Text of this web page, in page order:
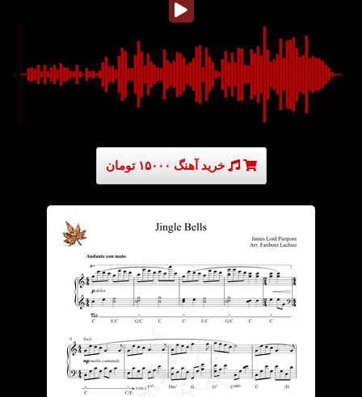
خرید آهنگ ۱۵۰۰۰ تومان